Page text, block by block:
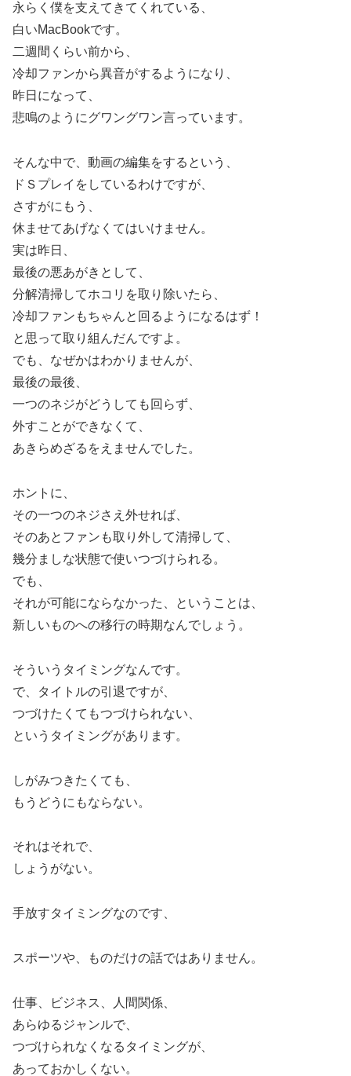
永らく僕を支えてきてくれている、
白いMacBookです。
二週間くらい前から、
冷却ファンから異音がするようになり、
昨日になって、
悲鳴のようにグワングワン言っています。
そんな中で、動画の編集をするという、
ドＳプレイをしているわけですが、
さすがにもう、
休ませてあげなくてはいけません。
実は昨日、
最後の悪あがきとして、
分解清掃してホコリを取り除いたら、
冷却ファンもちゃんと回るようになるはず！
と思って取り組んだんですよ。
でも、なぜかはわかりませんが、
最後の最後、
一つのネジがどうしても回らず、
外すことができなくて、
あきらめざるをえませんでした。
ホントに、
その一つのネジさえ外せれば、
そのあとファンも取り外して清掃して、
幾分ましな状態で使いつづけられる。
でも、
それが可能にならなかった、ということは、
新しいものへの移行の時期なんでしょう。
そういうタイミングなんです。
で、タイトルの引退ですが、
つづけたくてもつづけられない、
というタイミングがあります。
しがみつきたくても、
もうどうにもならない。
それはそれで、
しょうがない。
手放すタイミングなのです、
スポーツや、ものだけの話ではありません。
仕事、ビジネス、人間関係、
あらゆるジャンルで、
つづけられなくなるタイミングが、
あっておかしくない。